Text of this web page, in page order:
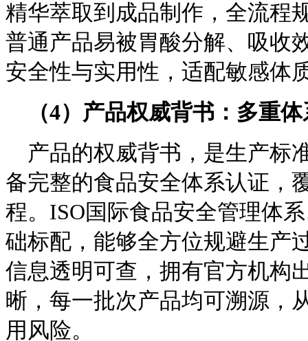
精华萃取到成品制作，全流程
普通产品易被胃酸分解、吸收
安全性与实用性，适配敏感体
（4）产品权威背书：多重
产品的权威背书，是生产标
备完整的食品安全体系认证，
程。ISO国际食品安全管理体
础标配，能够全方位规避生产
信息透明可查，拥有官方机构
晰，每一批次产品均可溯源，
用风险。